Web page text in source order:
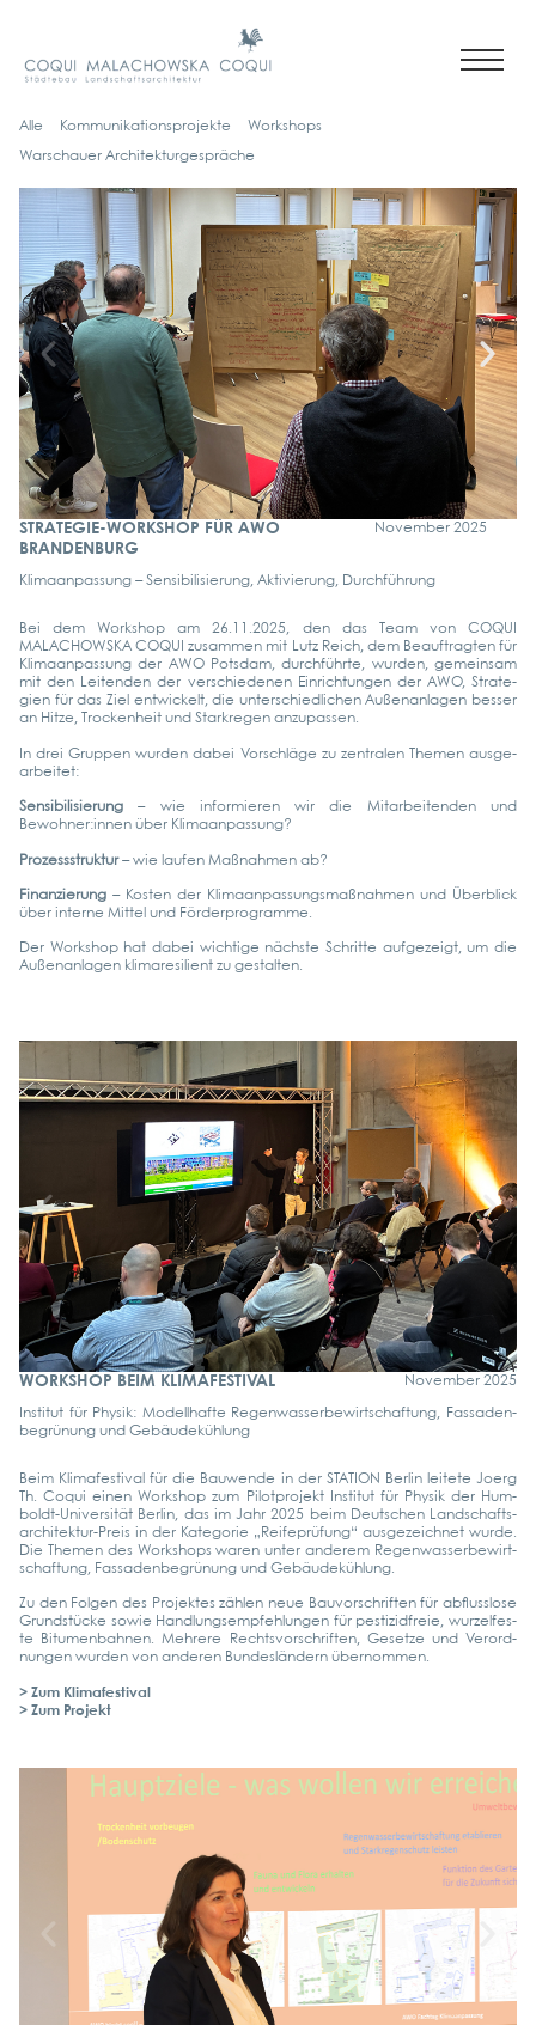
Alle Kom­mu­ni­ka­ti­ons­pro­jek­te Work­shops
War­schau­er Archi­tek­tur­ge­sprä­che
STRATEGIE-WORKSHOP FÜR AWO
BRANDENBURG
Novem­ber 2025
Kli­ma­an­pas­sung – Sen­si­bi­li­sie­rung, Akti­vie­rung, Durch­füh­rung
Bei dem Work­shop am 26.11.2025, den das Team von COQUI
MALACHOWS­KA COQUI zusam­men mit Lutz Reich, dem Beauf­trag­ten für
Kli­ma­an­pas­sung der AWO Pots­dam, durch­führ­te, wur­den, gemein­sam
mit den Lei­ten­den der ver­schie­de­nen Ein­rich­tun­gen der AWO, Stra­te­
gien für das Ziel ent­wi­ckelt, die unter­schied­li­chen Außen­an­la­gen bes­ser
an Hit­ze, Tro­cken­heit und Stark­re­gen anzu­pas­sen.
In drei Grup­pen wur­den dabei Vor­schlä­ge zu zen­tra­len The­men aus­ge­
ar­bei­tet:
Sen­si­bi­li­sie­rung – wie infor­mie­ren wir die Mit­ar­bei­ten­den und
Bewohner:innen über Kli­ma­an­pas­sung?
Pro­zess­struk­tur– wie lau­fen Maß­nah­men ab?
Finan­zie­rung – Kos­ten der Kli­ma­an­pas­sungs­maß­nah­men und Über­blick
über inter­ne Mit­tel und För­der­pro­gram­me.
Der Work­shop hat dabei wich­ti­ge nächs­te Schrit­te auf­ge­zeigt, um die
Außen­an­la­gen kli­ma­re­si­li­ent zu gestal­ten.
WORKSHOP BEIM KLIMAFESTIVAL Novem­ber 2025
Insti­tut für Phy­sik: Modell­haf­te Regen­was­ser­be­wirt­schaf­tung, Fas­sa­den­
be­grü­nung und Gebäu­de­küh­lung
Beim Kli­ma­fes­ti­val für die Bau­wen­de in der STA­TI­ON Ber­lin lei­te­te Joerg
Th. Coqui einen Work­shop zum Pilot­pro­jekt Insti­tut für Phy­sik der Hum­­
boldt-Uni­­ver­­­si­­tät Ber­lin, das im Jahr 2025 beim Deut­schen Lan­d­­schafts­­
ar­chi­­tek­­tur-Preis in der Kate­go­rie „Rei­fe­prü­fung“ aus­ge­zeich­net wur­de.
Die The­men des Work­shops waren unter ande­rem Regen­was­ser­be­wirt­
schaf­tung, Fas­sa­den­be­grü­nung und Gebäu­de­küh­lung.
Zu den Fol­gen des Pro­jek­tes zäh­len neue Bau­vor­schrif­ten für abfluss­lo­se
Grund­stü­cke sowie Hand­lungs­emp­feh­lun­gen für pes­ti­zid­freie, wur­zel­fes­
te Bitu­men­bah­nen. Meh­re­re Rechts­vor­schrif­ten, Geset­ze und Ver­ord­
nun­gen wur­den von ande­ren Bun­des­län­dern über­nom­men.
> Zum Kli­ma­fes­ti­val
> Zum Pro­jekt